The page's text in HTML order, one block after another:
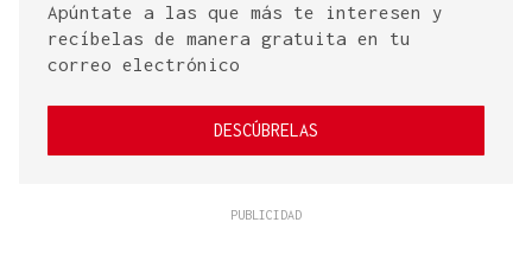
Apúntate a las que más te interesen y
recíbelas de manera gratuita en tu
correo electrónico
DESCÚBRELAS